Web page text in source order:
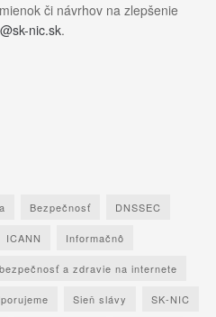
či návrhov na zlepšenie
nic.sk.
Bezpečnosť DNSSEC
ICANN Informačnô
a zdravie na internete
Sieň slávy SK-NIC